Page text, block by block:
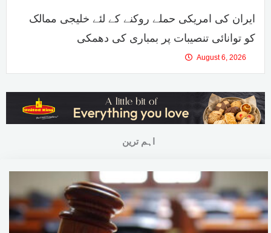
ایران کی امریکی حملے روکنے کے لئے خلیجی ممالک
کو توانائی تنصیبات پر بمباری کی دھمکی
August 6, 2026
اہم ترین